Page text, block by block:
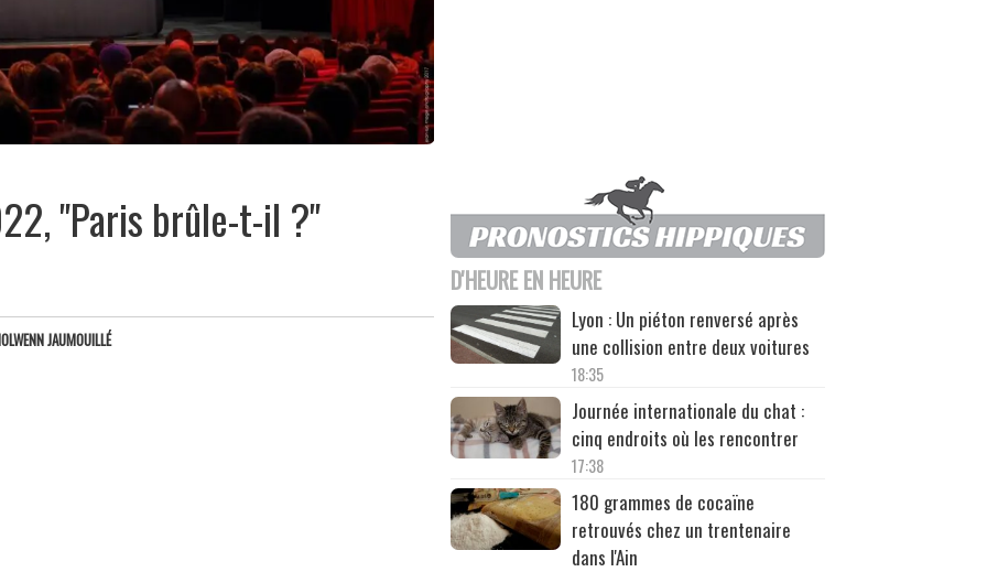
"Paris brûle-t-il ?"
JAUMOUILLÉ
D'HEURE EN HEURE
Lyon : Un piéton renversé après
une collision entre deux voitures
18:35
Journée internationale du chat :
cinq endroits où les rencontrer
17:38
180 grammes de cocaïne
retrouvés chez un trentenaire
dans l'Ain